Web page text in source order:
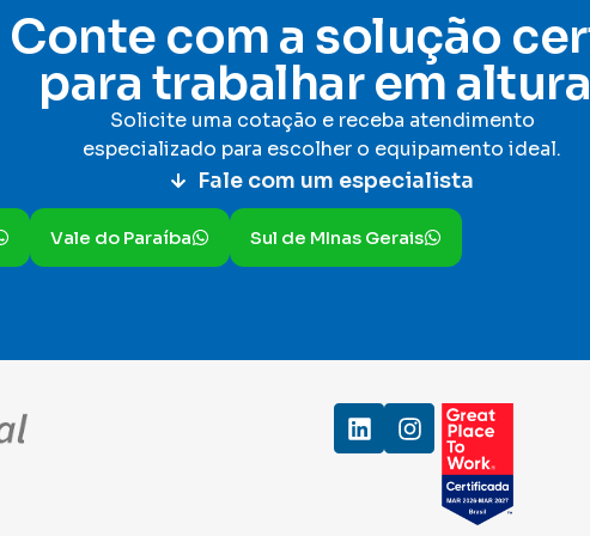
Conte com a solução
para trabalhar em
Solicite uma cotação e receba atendimento
especializado para escolher o equipamento ideal.
Fale com um especialista
Vale do Paraíba Sul de MInas Gerais